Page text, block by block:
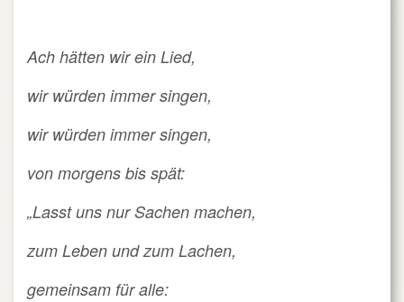
Ach hätten wir ein Lied,
wir würden immer singen,
wir würden immer singen,
von morgens bis spät:
„Lasst uns nur Sachen machen,
zum Leben und zum Lachen,
gemeinsam für alle: